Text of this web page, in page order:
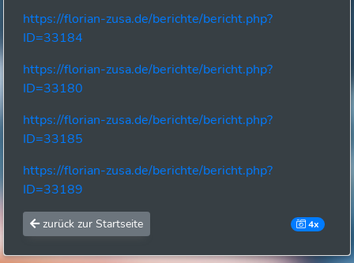
https://florian-zusa.de/berichte/bericht.php?
ID=33184
https://florian-zusa.de/berichte/bericht.php?
ID=33180
https://florian-zusa.de/berichte/bericht.php?
ID=33185
https://florian-zusa.de/berichte/bericht.php?
ID=33189
zurück zur Startseite 4x